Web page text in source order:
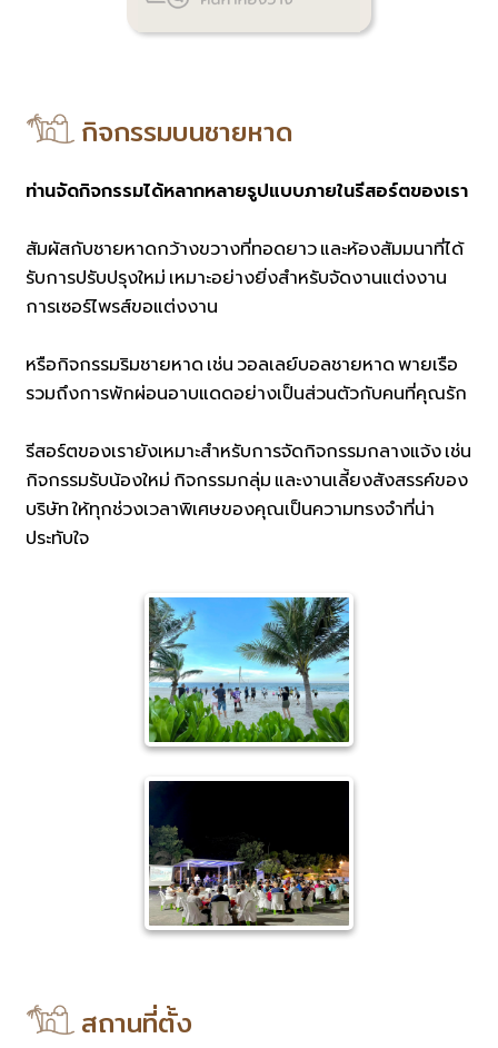
กิจกรรมบนชายหาด
ท่านจัดกิจกรรมได้หลากหลายรูปแบบภายในรีสอร์ตของเรา
สัมผัสกับชายหาดกว้างขวางที่ทอดยาว และห้องสัมมนาที่ได้
รับการปรับปรุงใหม่ เหมาะอย่างยิ่งสำหรับจัดงานแต่งงาน
การเซอร์ไพรส์ขอแต่งงาน
หรือกิจกรรมริมชายหาด เช่น วอลเลย์บอลชายหาด พายเรือ
รวมถึงการพักผ่อนอาบแดดอย่างเป็นส่วนตัวกับคนที่คุณรัก
รีสอร์ตของเรายังเหมาะสำหรับการจัดกิจกรรมกลางแจ้ง เช่น
กิจกรรมรับน้องใหม่ กิจกรรมกลุ่ม และงานเลี้ยงสังสรรค์ของ
บริษัท ให้ทุกช่วงเวลาพิเศษของคุณเป็นความทรงจำที่น่า
ประทับใจ
สถานที่ตั้ง